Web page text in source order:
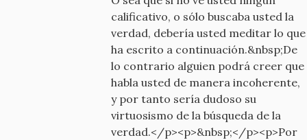
calificativo, o sólo buscaba usted la
verdad, debería usted meditar lo que
ha escrito a continuación.&nbsp;De
lo contrario alguien podrá creer que
habla usted de manera incoherente,
y por tanto sería dudoso su
virtuosismo de la búsqueda de la
verdad.</p><p>&nbsp;</p><p>Por